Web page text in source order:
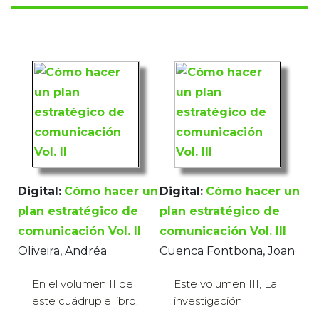
Digital: Cómo hacer un
plan estratégico de
comunicación Vol. II
Oliveira, Andréa
En el volumen II de
este cuádruple libro,
Digital: Cómo hacer un
plan estratégico de
comunicación Vol. III
Cuenca Fontbona, Joan
Este volumen III, La
investigación